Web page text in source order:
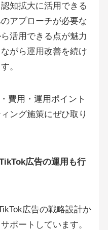
知拡大に活用できる
アプローチが必要な
活用できる点が魅力
がら運用改善を続け
。
費用・運用ポイント
ング施策にぜひ取り
広告の運用も行
広告の戦略設計か
ポートしています。